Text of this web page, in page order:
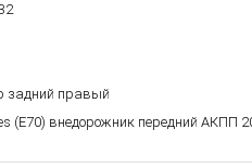
задний правый
(E70) внедорожник передний АКПП